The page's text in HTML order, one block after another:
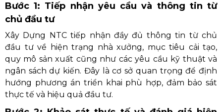
Bước 1: Tiếp nhận yêu cầu và thông tin từ
chủ đầu tư
Xây Dựng NTC tiếp nhận đầy đủ thông tin từ chủ
đầu tư về hiện trạng nhà xưởng, mục tiêu cải tạo,
quy mô sản xuất cũng như các yêu cầu kỹ thuật và
ngân sách dự kiến. Đây là cơ sở quan trọng để định
hướng phương án triển khai phù hợp, đảm bảo sát
thực tế và hiệu quả đầu tư.